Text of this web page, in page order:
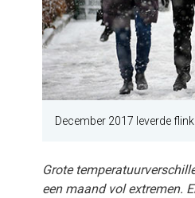
December 2017 leverde
Grote
een maand vol extremen.